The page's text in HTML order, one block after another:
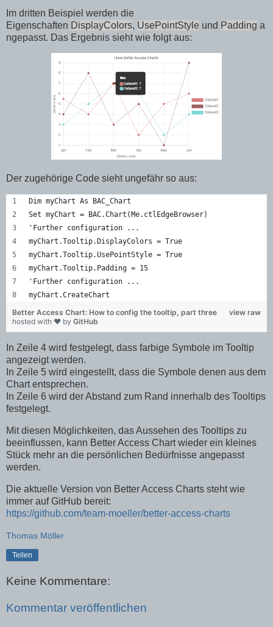
Im dritten Beispiel werden die
Eigenschaften DisplayColors, UsePointStyle und Padding a
ngepasst. Das Ergebnis sieht wie folgt aus:
Der zugehörige Code sieht ungefähr so aus:
Dim myChart As BAC_Chart
Set myChart = BAC.Chart(Me.ctlEdgeBrowser)
'Further configuration ...
myChart.Tooltip.DisplayColors = True
myChart.Tooltip.UsePointStyle = True
myChart.Tooltip.Padding = 15
'Further configuration ...
myChart.CreateChart
view raw
Better Access Chart: How to config the tooltip, part three
hosted with ❤ by GitHub
In Zeile 4 wird festgelegt, dass farbige Symbole im Tooltip
angezeigt werden.
In Zeile 5 wird eingestellt, dass die Symbole denen aus dem
Chart entsprechen.
In Zeile 6 wird der Abstand zum Rand innerhalb des Tooltips
festgelegt.
Mit diesen Möglichkeiten, das Aussehen des Tooltips zu
beeinflussen, kann Better Access Chart wieder ein kleines
Stück mehr an die persönlichen Bedürfnisse angepasst
werden.
Die aktuelle Version von Better Access Charts steht wie
immer auf GitHub bereit:
https://github.com/team-moeller/better-access-charts
Thomas Möller
Teilen
Keine Kommentare:
Kommentar veröffentlichen